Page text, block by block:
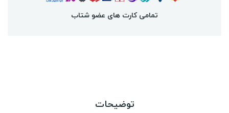
تمامی کارت های عضو شتاب
توضیحات